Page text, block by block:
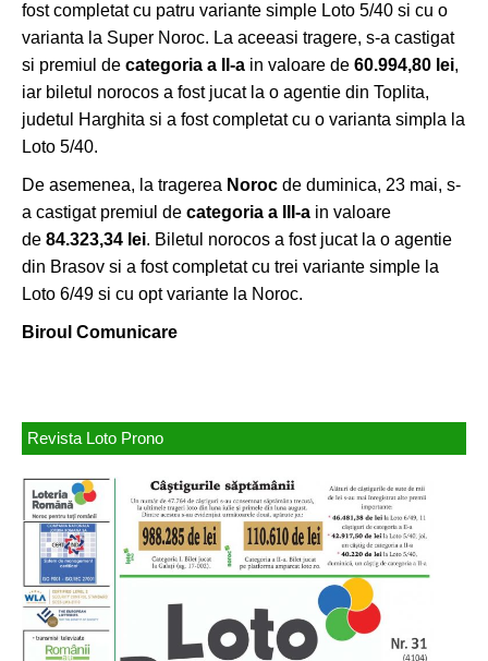
fost completat cu patru variante simple Loto 5/40 si cu o
varianta la Super Noroc. La aceeasi tragere, s-a castigat
si premiul de categoria a II-a in valoare de 60.994,80 lei,
iar biletul norocos a fost jucat la o agentie din Toplita,
judetul Harghita si a fost completat cu o varianta simpla la
Loto 5/40.
De asemenea, la tragerea Noroc de duminica, 23 mai, s-
a castigat premiul de categoria a III-a in valoare
de 84.323,34 lei. Biletul norocos a fost jucat la o agentie
din Brasov si a fost completat cu trei variante simple la
Loto 6/49 si cu opt variante la Noroc.
Biroul Comunicare
Revista Loto Prono